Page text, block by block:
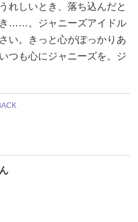
れしいとき、落ち込んだと
……。ジャニーズアイドル
い。きっと心がぽっかりあ
つも心にジャニーズを。ジ